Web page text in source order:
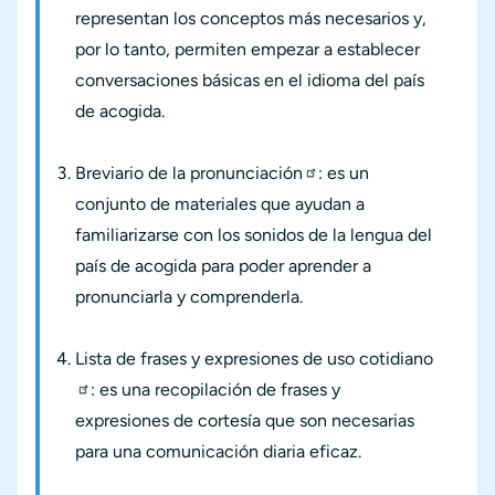
representan los conceptos más necesarios y,
por lo tanto, permiten empezar a establecer
conversaciones básicas en el idioma del país
de acogida.
Breviario de la pronunciación
: es un
conjunto de materiales que ayudan a
familiarizarse con los sonidos de la lengua del
país de acogida para poder aprender a
pronunciarla y comprenderla.
Lista de frases y expresiones de uso cotidiano
: es una recopilación de frases y
expresiones de cortesía que son necesarias
para una comunicación diaria eficaz.